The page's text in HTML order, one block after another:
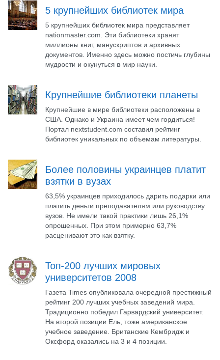
5 крупнейших библиотек мира
5 крупнейших библиотек мира представляет
nationmaster.com. Эти библиотеки хранят
миллионы книг, манускриптов и архивных
документов. Именно здесь можно постичь глубины
мудрости и окунуться в мир науки.
Крупнейшие библиотеки планеты
Крупнейшие в мире библиотеки расположены в
США. Однако и Украина имеет чем гордиться!
Портал nextstudent.com составил рейтинг
библиотек уникальных по объемам литературы.
Более половины украинцев платит
взятки в вузах
63,5% украинцев приходилось дарить подарки или
платить деньги преподавателям или руководству
вузов. Не имели такой практики лишь 26,1%
опрошенных. При этом примерно 63,7%
расценивают это как взятку.
Топ-200 лучших мировых
университетов 2008
Газета Times опубликовала очередной престижный
рейтинг 200 лучших учебных заведений мира.
Традиционно победил Гарвардский университет.
На второй позиции Ель, тоже американское
учебное заведение. Британские Кембридж и
Оксфорд оказались на 3 и 4 позиции.